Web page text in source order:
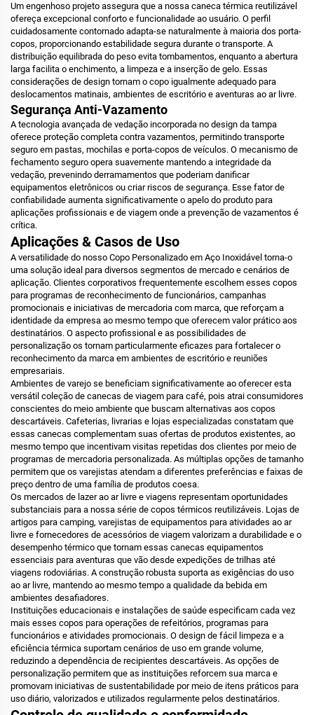
Um engenhoso projeto assegura que a nossa caneca térmica reutilizável
ofereça excepcional conforto e funcionalidade ao usuário. O perfil
cuidadosamente contornado adapta-se naturalmente à maioria dos porta-
copos, proporcionando estabilidade segura durante o transporte. A
distribuição equilibrada do peso evita tombamentos, enquanto a abertura
larga facilita o enchimento, a limpeza e a inserção de gelo. Essas
considerações de design tornam o copo igualmente adequado para
deslocamentos matinais, ambientes de escritório e aventuras ao ar livre.
Segurança Anti-Vazamento
A tecnologia avançada de vedação incorporada no design da tampa
oferece proteção completa contra vazamentos, permitindo transporte
seguro em pastas, mochilas e porta-copos de veículos. O mecanismo de
fechamento seguro opera suavemente mantendo a integridade da
vedação, prevenindo derramamentos que poderiam danificar
equipamentos eletrônicos ou criar riscos de segurança. Esse fator de
confiabilidade aumenta significativamente o apelo do produto para
aplicações profissionais e de viagem onde a prevenção de vazamentos é
crítica.
Aplicações & Casos de Uso
A versatilidade do nosso Copo Personalizado em Aço Inoxidável torna-o
uma solução ideal para diversos segmentos de mercado e cenários de
aplicação. Clientes corporativos frequentemente escolhem esses copos
para programas de reconhecimento de funcionários, campanhas
promocionais e iniciativas de mercadoria com marca, que reforçam a
identidade da empresa ao mesmo tempo que oferecem valor prático aos
destinatários. O aspecto profissional e as possibilidades de
personalização os tornam particularmente eficazes para fortalecer o
reconhecimento da marca em ambientes de escritório e reuniões
empresariais.
Ambientes de varejo se beneficiam significativamente ao oferecer esta
versátil coleção de canecas de viagem para café, pois atrai consumidores
conscientes do meio ambiente que buscam alternativas aos copos
descartáveis. Cafeterias, livrarias e lojas especializadas constatam que
essas canecas complementam suas ofertas de produtos existentes, ao
mesmo tempo que incentivam visitas repetidas dos clientes por meio de
programas de mercadoria personalizada. As múltiplas opções de tamanho
permitem que os varejistas atendam a diferentes preferências e faixas de
preço dentro de uma família de produtos coesa.
Os mercados de lazer ao ar livre e viagens representam oportunidades
substanciais para a nossa série de copos térmicos reutilizáveis. Lojas de
artigos para camping, varejistas de equipamentos para atividades ao ar
livre e fornecedores de acessórios de viagem valorizam a durabilidade e o
desempenho térmico que tornam essas canecas equipamentos
essenciais para aventuras que vão desde expedições de trilhas até
viagens rodoviárias. A construção robusta suporta as exigências do uso
ao ar livre, mantendo ao mesmo tempo a qualidade da bebida em
ambientes desafiadores.
Instituições educacionais e instalações de saúde especificam cada vez
mais esses copos para operações de refeitórios, programas para
funcionários e atividades promocionais. O design de fácil limpeza e a
eficiência térmica suportam cenários de uso em grande volume,
reduzindo a dependência de recipientes descartáveis. As opções de
personalização permitem que as instituições reforcem sua marca e
promovam iniciativas de sustentabilidade por meio de itens práticos para
uso diário, valorizados e utilizados regularmente pelos destinatários.